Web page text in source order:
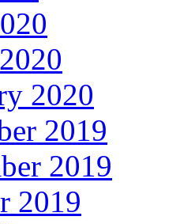
2020
2019
2019
2019